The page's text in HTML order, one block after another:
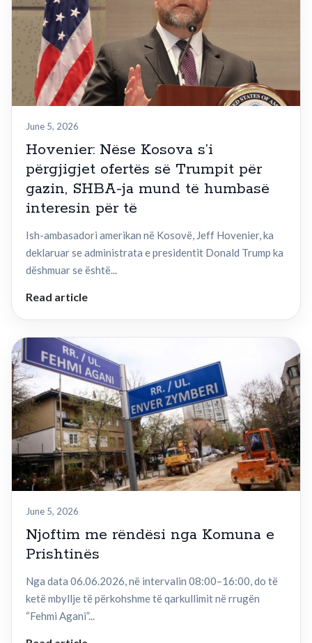
June 5, 2026
Hovenier: Nëse Kosova s’i
përgjigjet ofertës së Trumpit për
gazin, SHBA-ja mund të humbasë
interesin për të
Ish-ambasadori amerikan në Kosovë, Jeff Hovenier, ka
deklaruar se administrata e presidentit Donald Trump ka
dëshmuar se është...
Read article
June 5, 2026
Njoftim me rëndësi nga Komuna e
Prishtinës
Nga data 06.06.2026, në intervalin 08:00–16:00, do të
ketë mbyllje të përkohshme të qarkullimit në rrugën
“Fehmi Agani”...